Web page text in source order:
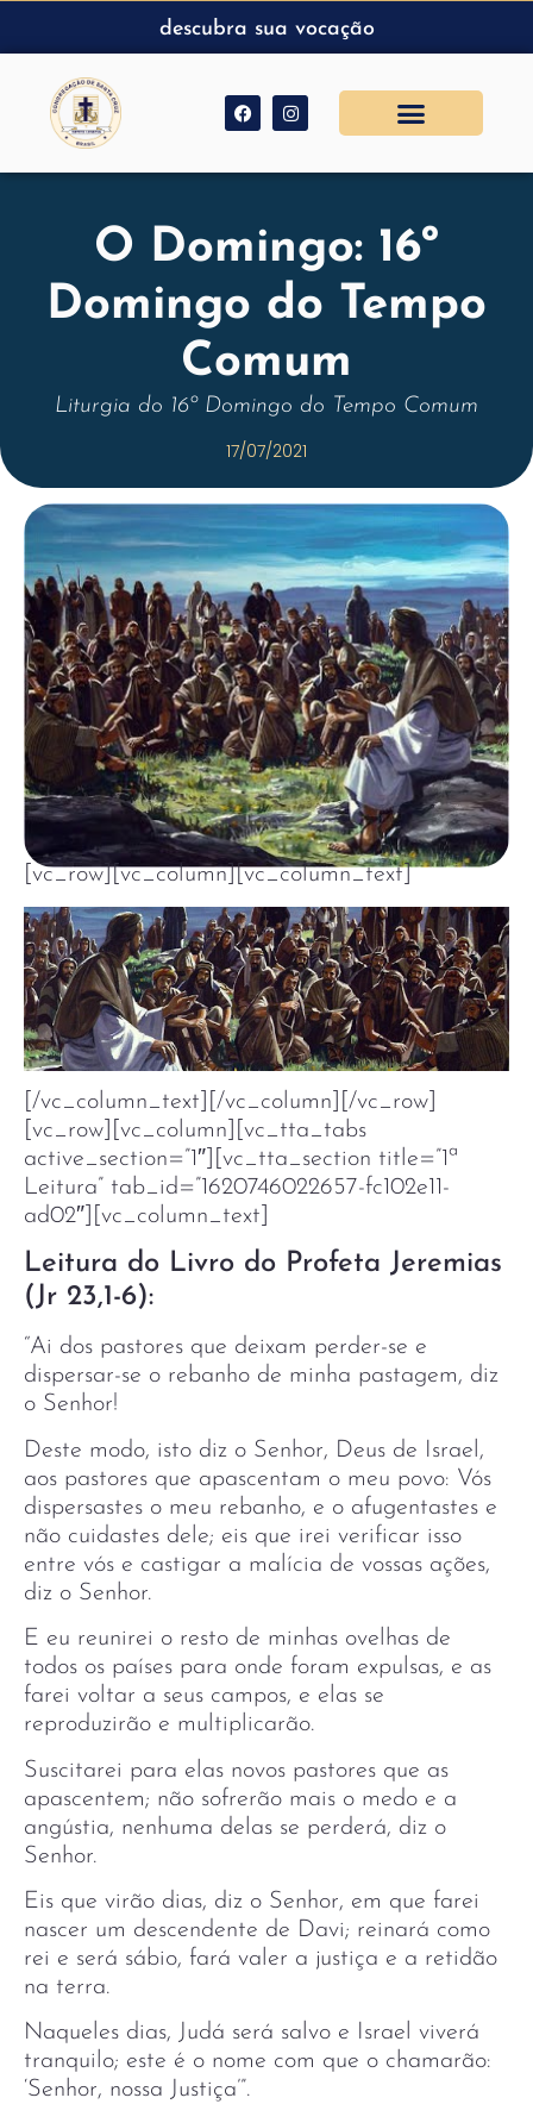
descubra sua vocação
O Domingo: 16º
Domingo do Tempo
Comum
Liturgia do 16º Domingo do Tempo Comum
17/07/2021
[vc_row][vc_column][vc_column_text]
[/vc_column_text][/vc_column][/vc_row]
[vc_row][vc_column][vc_tta_tabs
active_section=”1″][vc_tta_section title=”1ª
Leitura” tab_id=”1620746022657-fc102e11-
ad02″][vc_column_text]
Leitura do Livro do Profeta Jeremias
(Jr 23,1-6):
“Ai dos pastores que deixam perder-se e
dispersar-se o rebanho de minha pastagem, diz
o Senhor!
Deste modo, isto diz o Senhor, Deus de Israel,
aos pastores que apascentam o meu povo: Vós
dispersastes o meu rebanho, e o afugentastes e
não cuidastes dele; eis que irei verificar isso
entre vós e castigar a malícia de vossas ações,
diz o Senhor.
E eu reunirei o resto de minhas ovelhas de
todos os países para onde foram expulsas, e as
farei voltar a seus campos, e elas se
reproduzirão e multiplicarão.
Suscitarei para elas novos pastores que as
apascentem; não sofrerão mais o medo e a
angústia, nenhuma delas se perderá, diz o
Senhor.
Eis que virão dias, diz o Senhor, em que farei
nascer um descendente de Davi; reinará como
rei e será sábio, fará valer a justiça e a retidão
na terra.
Naqueles dias, Judá será salvo e Israel viverá
tranquilo; este é o nome com que o chamarão:
‘Senhor, nossa Justiça’”.